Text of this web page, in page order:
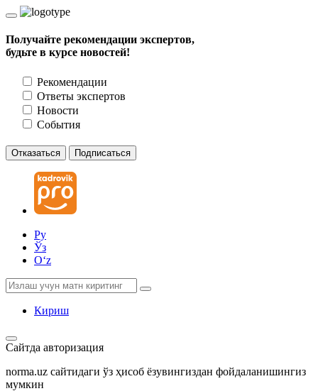
Получайте рекомендации экспертов,
будьте в курсе новостей!
Рекомендации
Ответы экспертов
Новости
События
Отказаться Подписаться
Ру
Ўз
Oʻz
Кириш
Сайтда авторизация
norma.uz сайтидаги ўз ҳисоб ёзувингиздан фойдаланишингиз
мумкин